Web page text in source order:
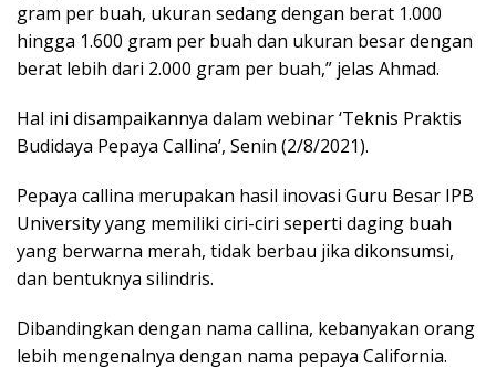
gram per buah, ukuran sedang dengan berat 1.000
hingga 1.600 gram per buah dan ukuran besar dengan
berat lebih dari 2.000 gram per buah,” jelas Ahmad.
Hal ini disampaikannya dalam webinar ‘Teknis Praktis
Budidaya Pepaya Callina’, Senin (2/8/2021).
Pepaya callina merupakan hasil inovasi Guru Besar IPB
University yang memiliki ciri-ciri seperti daging buah
yang berwarna merah, tidak berbau jika dikonsumsi,
dan bentuknya silindris.
Dibandingkan dengan nama callina, kebanyakan orang
lebih mengenalnya dengan nama pepaya California.